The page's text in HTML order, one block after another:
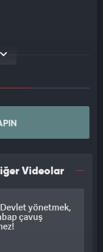
Kılıçdaroğlu'na
kıymetli" dediğini
söyledi" dedi.
38. Olağan
Kurultayı'nın
ardından 24
Videolar
çavuş